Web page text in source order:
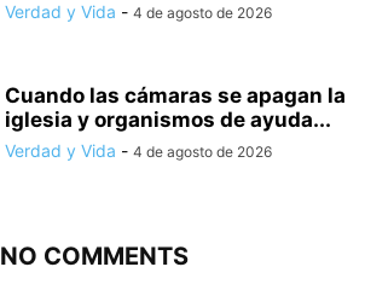
Verdad y Vida - 4 de agosto de 2026
Cuando las cámaras se apagan la
iglesia y organismos de ayuda...
Verdad y Vida - 4 de agosto de 2026
NO COMMENTS